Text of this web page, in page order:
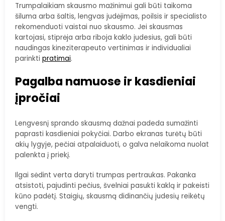
Trumpalaikiam skausmo mažinimui gali būti taikoma
šiluma arba šaltis, lengvas judėjimas, poilsis ir specialisto
rekomenduoti vaistai nuo skausmo. Jei skausmas
kartojasi, stiprėja arba riboja kaklo judesius, gali būti
naudingas kineziterapeuto vertinimas ir individualiai
parinkti pratimai.
Pagalba namuose ir kasdieniai
įpročiai
Lengvesnį sprando skausmą dažnai padeda sumažinti
paprasti kasdieniai pokyčiai. Darbo ekranas turėtų būti
akių lygyje, pečiai atpalaiduoti, o galva nelaikoma nuolat
palenkta į priekį.
Ilgai sėdint verta daryti trumpas pertraukas. Pakanka
atsistoti, pajudinti pečius, švelniai pasukti kaklą ir pakeisti
kūno padėtį. Staigių, skausmą didinančių judesių reikėtų
vengti.